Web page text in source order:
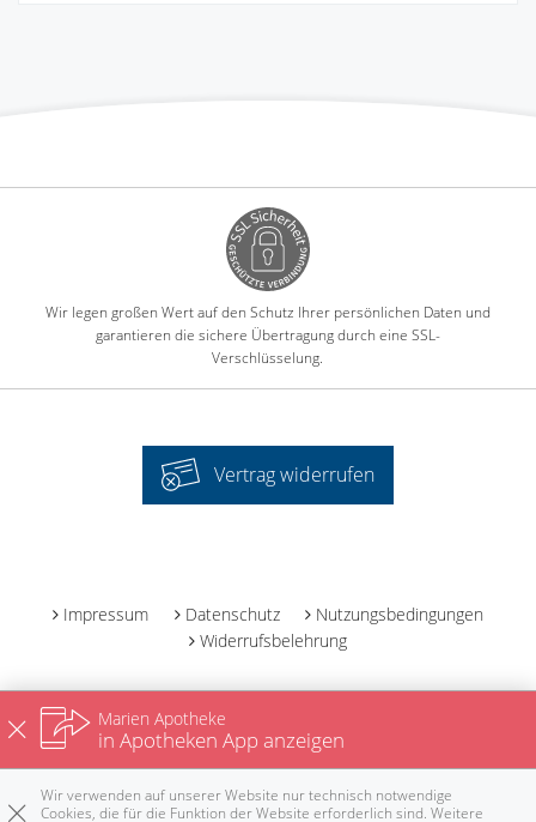
Wir legen großen Wert auf den Schutz Ihrer persönlichen Daten und
garantieren die sichere Übertragung durch eine SSL-
Verschlüsselung.
Vertrag widerrufen
Impressum Datenschutz
Nutzungsbedingungen
Widerrufsbelehrung
Marien Apotheke
in Apotheken App anzeigen
Wir verwenden auf unserer Website nur technisch notwendige
Cookies, die für die Funktion der Website erforderlich sind. Weitere